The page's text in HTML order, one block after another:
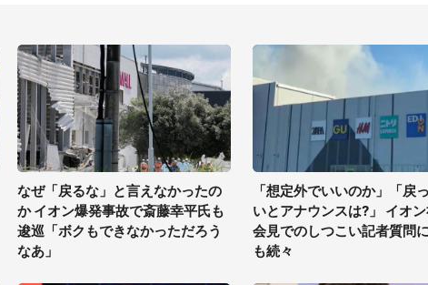
なぜ「戻るな」と言えなかったの
か イオン爆発事故で斎藤幸平氏も
逡巡「ボクもできなかっただろう
なあ」
「想定外でいいのか」「戻
いとアナウンスは?」 イオ
会見でのしつこい記者質問
も続々